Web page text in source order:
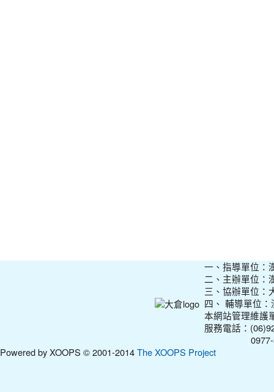
一、指導單位：
二、主辦單位：
三、協辦單位：
四、 輔導單位
本網站管理維護
服務電話：
0977-
Powered by XOOPS © 2001-2014The XOOPS Project